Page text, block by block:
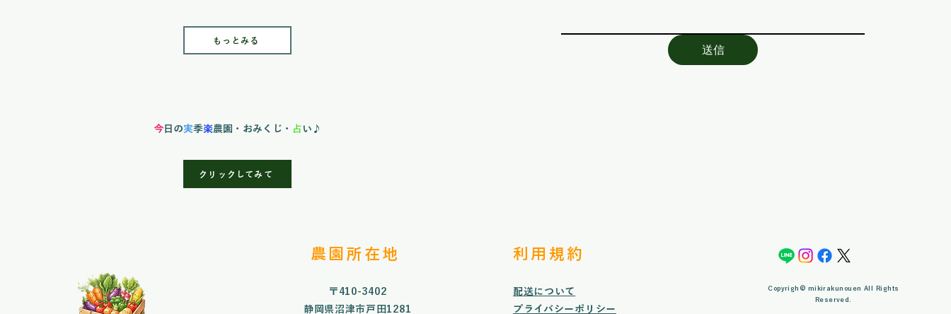
もっとみる
今 日の実季楽農園 ・おみくじ・ 占 い♪
クリックしてみて
送信
​農園所在地
〒410-3402
静岡県沼津市戸田1281
利用規約
配送について
プライバシーポリシー
Copyrigh© mikirakunouen All Rights
Reserved.